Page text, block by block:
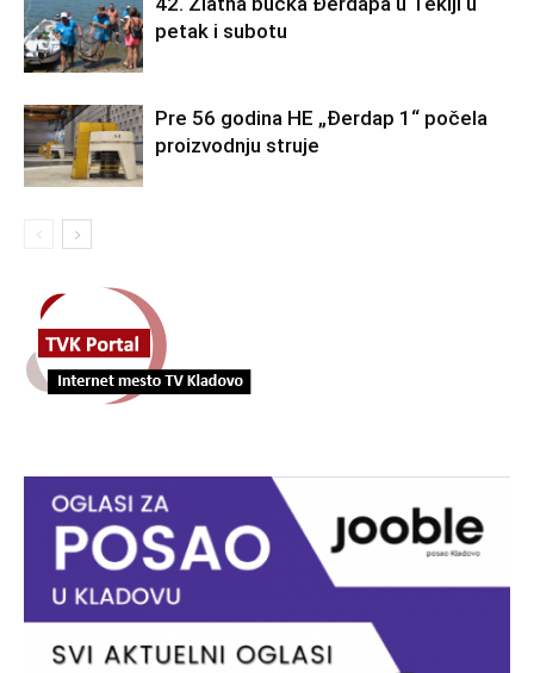
petak i subotu
Pre 56 godina HE „Đerdap 1“ počela
proizvodnju struje